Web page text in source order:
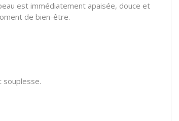
est immédiatement apaisée, douce et
de bien-être.
souplesse.